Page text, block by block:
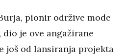
pionir održive mode
je ove angažirane
još od lansiranja projekta